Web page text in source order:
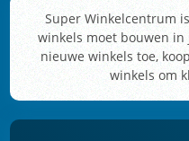
Super Winkelcentrum
winkels moet bouwen
nieuwe winkels toe,
winkels om